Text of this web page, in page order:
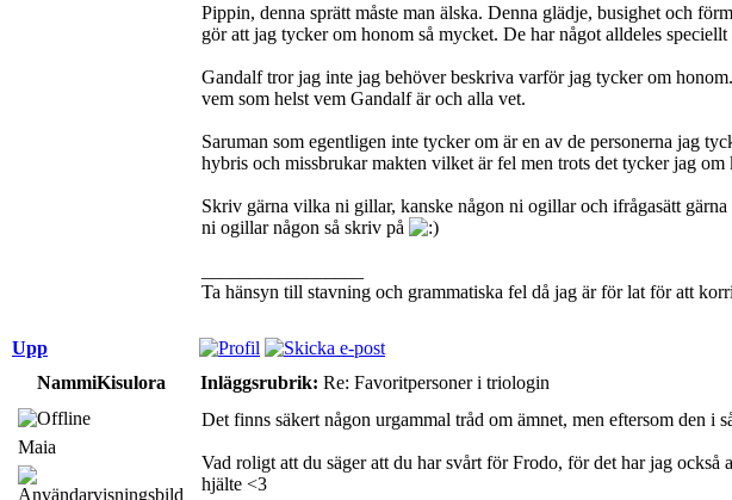
Pippin, denna sprätt måste man älska. Denna glädje, busighet och
gör att jag tycker om honom så mycket. De har något alldeles
Gandalf tror jag inte jag behöver beskriva varför jag tycker om
vem som helst vem Gandalf är och alla vet.
Saruman som egentligen inte tycker om är en av de personerna jag
hybris och missbrukar makten vilket är fel men trots det tycker jag om
Skriv gärna vilka ni gillar, kanske någon ni ogillar och ifrågasätt
ni ogillar någon så skriv på
Ta hänsyn till stavning och grammatiska fel då jag är för lat för att
Upp
NammiKisulora
Inläggsrubrik: Re: Favoritpersoner i triologin
Maia
Det finns säkert någon urgammal tråd om ämnet, men eftersom den
Vad roligt att du säger att du har svårt för Frodo, för det har jag
hjälte <3